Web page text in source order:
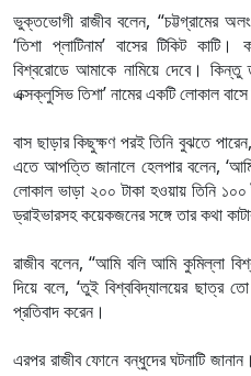
ভুক্তভোগী রাজীব বলেন, “চট্টগ্রামের
‘তিশা প্লাটিনাম’ বাসের টিকিট কাটি।
বিশ্বরোডে আমাকে নামিয়ে দেবে। কিন্তু
এক্সক্লুসিভ তিশা’ নামের একটি লোকাল
বাস ছাড়ার কিছুক্ষণ পরই তিনি বুঝতে
এতে আপত্তি জানালে হেলপার বলেন, ‘আমি
লোকাল ভাড়া ২০০ টাকা হওয়ায় তিনি
ড্রাইভারসহ কয়েকজনের সঙ্গে তার কথা
রাজীব বলেন, “আমি বলি আমি কুমিল্লা
দিয়ে বলে, ‘তুই বিশ্ববিদ্যালয়ের ছাত্র
প্রতিবাদ করেন।
এরপর রাজীব ফোনে বন্ধুদের ঘটনাটি